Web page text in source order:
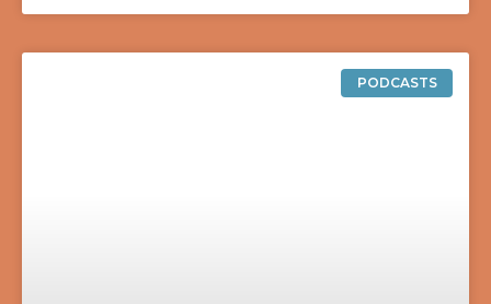
PODCASTS